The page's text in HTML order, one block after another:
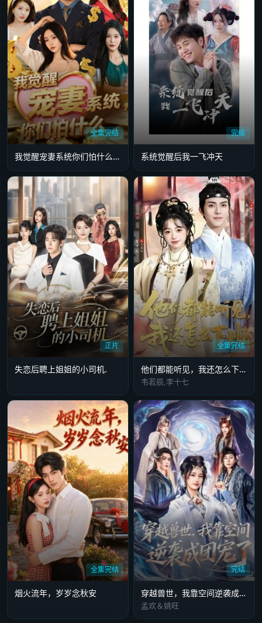
全集完结
我觉醒宠妻系统你们怕什么(他们都说我有奸雄之风)
完结
系统觉醒后我一飞冲天
正片
失恋后聘上姐姐的小司机.
全集完结
他们都能听见，我还怎么下班(婆家人人会读心，我被迫成团宠)
韦若辰,李十七
全集完结
烟火流年，岁岁念秋安
完结
穿越兽世，我靠空间逆袭成团宠了
孟欢＆姚旺